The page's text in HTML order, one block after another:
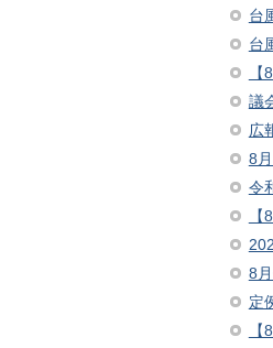
台
台
議
広
8
令
8
定